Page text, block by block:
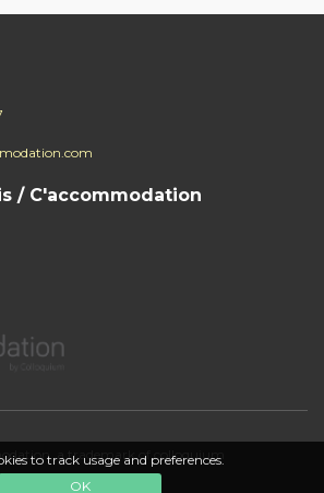
to track usage and preferences.
OK
/ C'accommodation
a trademark of colloquium